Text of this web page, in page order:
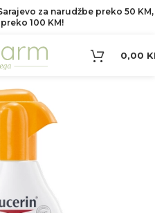
za narudžbe preko 50 KM,
100 KM!
0,00